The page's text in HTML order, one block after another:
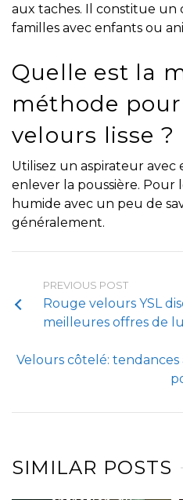
aux taches. Il constitue un
familles avec enfants ou
Quelle est la
méthode
velours lisse ?
Utilisez un aspirateur
enlever la poussière. Pour
humide avec un peu de
généralement.
PREVIOUS POST
Rouge velours YSL
meilleures offres de
Velours côtelé:
SIMILAR POSTS